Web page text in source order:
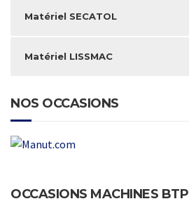
Matériel SECATOL
Matériel LISSMAC
NOS OCCASIONS
OCCASIONS MACHINES BTP